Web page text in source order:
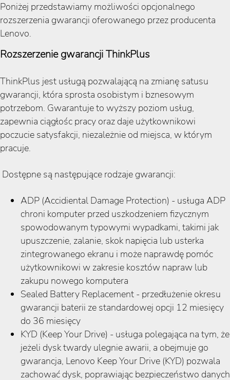
Poniżej przedstawiamy możliwości opcjonalnego
rozszerzenia gwarancji oferowanego przez producenta
Lenovo.
Rozszerzenie gwarancji ThinkPlus
ThinkPlus jest usługą pozwalającą na zmianę satusu
gwarancji, która sprosta osobistym i bznesowym
potrzebom. Gwarantuje to wyższy poziom usług,
zapewnia ciągłośc pracy oraz daje użytkownikowi
poczucie satysfakcji, niezależnie od miejsca, w którym
pracuje.
Dostępne są następujące rodzaje gwarancji:
ADP (Accidiental Damage Protection) - usługa ADP
chroni komputer przed uszkodzeniem fizycznym
spowodowanym typowymi wypadkami, takimi jak
upuszczenie, zalanie, skok napięcia lub usterka
zintegrowanego ekranu i może naprawdę pomóc
użytkownikowi w zakresie kosztów napraw lub
zakupu nowego komputera
Sealed Battery Replacement - przedłużenie okresu
gwarancji baterii ze standardowej opcji 12 miesięcy
do 36 miesięcy
KYD (Keep Your Drive) - usługa polegająca na tym, że
jeżeli dysk twardy ulegnie awarii, a obejmuje go
gwarancja, Lenovo Keep Your Drive (KYD) pozwala
zachować dysk, poprawiając bezpieczeństwo danych